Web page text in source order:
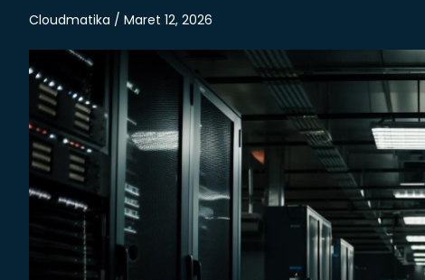
Cloudmatika / Maret 12, 2026